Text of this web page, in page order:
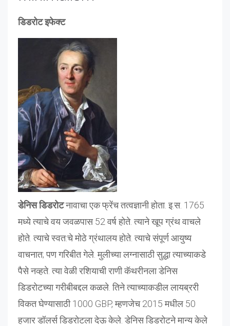
डिडरोट इफेक्ट
डेनिस डिडरोटनावाचा एक फ्रेंच तत्वज्ञानी होता. इ.स. 1765
मध्ये त्याचे वय जवळपास 52 वर्ष होते. त्याने खूप ग्रंथ वाचले
होते. त्याचे स्वत:चे मोठे ग्रंथालय होते. त्याचे संपूर्ण आयुष्य
वाचनात; पण गरिबीत गेले. मुलीच्या लग्नासाठी सुद्धा त्याच्याकडे
पैसे नव्हते. त्या वेळी रशियाची राणी कॅथरीनला डेनिस
डिडरोटच्या गरीबीबद्दल कळले. तिने त्याच्याकडील लायब्ररी
विकत घेण्यासाठी 1000 GBP, म्हणजेच 2015 मधील 50
हजार डॉलर्स डिडरोटला देऊ केले. डेनिस डिडरोटने मान्य केले